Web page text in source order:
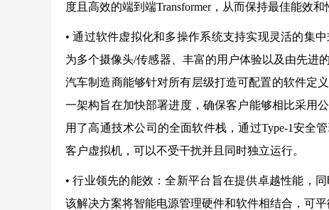
度且高效的端到端Transformer，从而保持最佳能效和
• 通过软件虚拟化和多操作系统支持实现灵活的集
为多个摄像头/传感器、丰富的用户体验以及由先进
汽车制造商能够针对所有层级打造可配置的软件定
一架构旨在加快部署进度，确保客户能够相比采用
用了高通技术公司的全面软件栈，通过Type-1安全
客户虚拟机，可以不受干扰并且同时独立运行。
• 行业领先的能效：全新平台旨在提供卓越性能，
该解决方案将智能电源管理硬件和软件相结合，可平